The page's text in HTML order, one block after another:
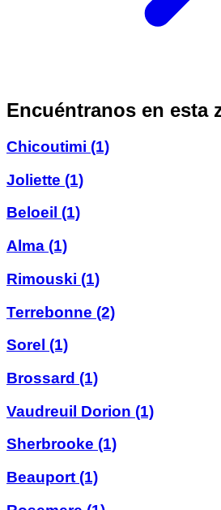
Encuéntranos en esta
Chicoutimi (1)
Joliette (1)
Beloeil (1)
Alma (1)
Rimouski (1)
Terrebonne (2)
Sorel (1)
Brossard (1)
Vaudreuil Dorion (1)
Sherbrooke (1)
Beauport (1)